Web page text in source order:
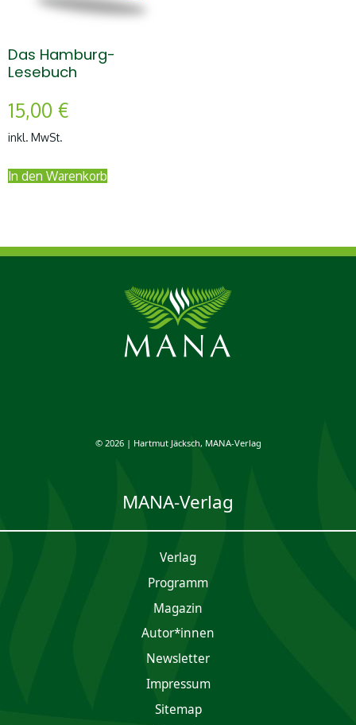
Das Hamburg-
Lesebuch
15,00 €
inkl. MwSt.
In den Warenkorb
© 2026 | Hartmut Jäcksch, MANA-Verlag
MANA-Verlag
Verlag
Programm
Magazin
Autor*innen
Newsletter
Impres­sum
Sitemap